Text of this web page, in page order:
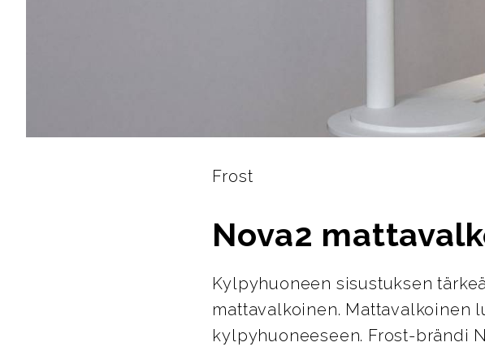
Frost
Nova2
Kylpyhuoneen sisustuksen
mattavalkoinen. Mattavalkoinen
kylpyhuoneeseen. Frost-brändi